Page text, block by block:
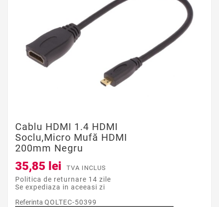
Cablu HDMI 1.4 HDMI
Soclu,micro Mufă HDMI
200mm Negru
35,85 lei TVA INCLUS
Politica de returnare 14 zile
Se expediaza in aceeasi zi
Referinta QOLTEC-50399